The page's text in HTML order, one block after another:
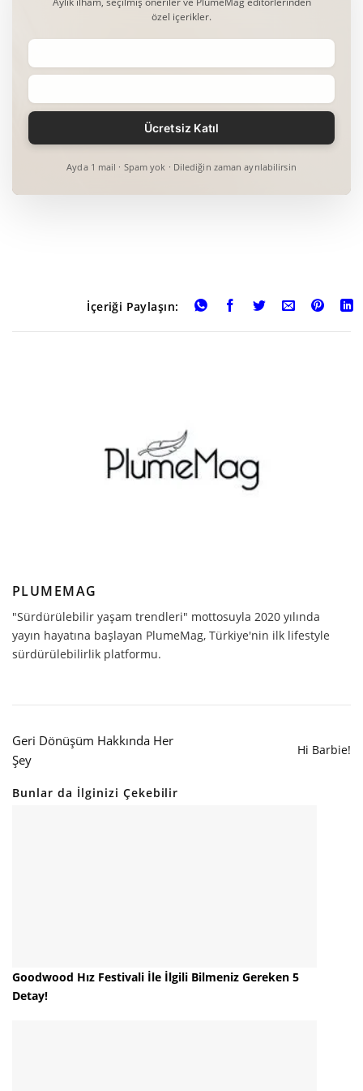
özel içerikler.
Ayda 1 mail · Spam yok · Dilediğin zaman ayrılabilirsin
İçeriği Paylaşın:
PLUMEMAG
"Sürdürülebilir yaşam trendleri" mottosuyla 2020 yılında
yayın hayatına başlayan PlumeMag, Türkiye'nin ilk lifestyle
sürdürülebilirlik platformu.
Geri Dönüşüm Hakkında Her
Şey
Hi Barbie!
Bunlar da İlginizi Çekebilir
Goodwood Hız Festivali İle İlgili Bilmeniz Gereken 5
Detay!